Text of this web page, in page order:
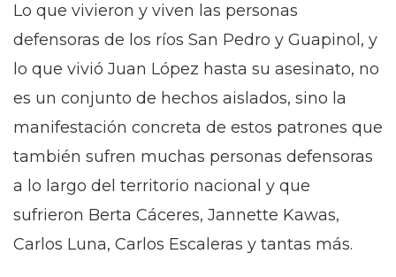
Lo que vivieron y viven las personas
defensoras de los ríos San Pedro y Guapinol, y
lo que vivió Juan López hasta su asesinato, no
es un conjunto de hechos aislados, sino la
manifestación concreta de estos patrones que
también sufren muchas personas defensoras
a lo largo del territorio nacional y que
sufrieron Berta Cáceres, Jannette Kawas,
Carlos Luna, Carlos Escaleras y tantas más.